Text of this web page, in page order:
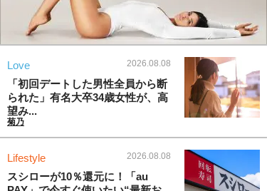
Love 2026.08.08
「初回デートした男性全員から断
られた」有名大卒34歳女性が、高
望み...
菊乃
Lifestyle 2026.08.08
スシローが10％還元に！「au